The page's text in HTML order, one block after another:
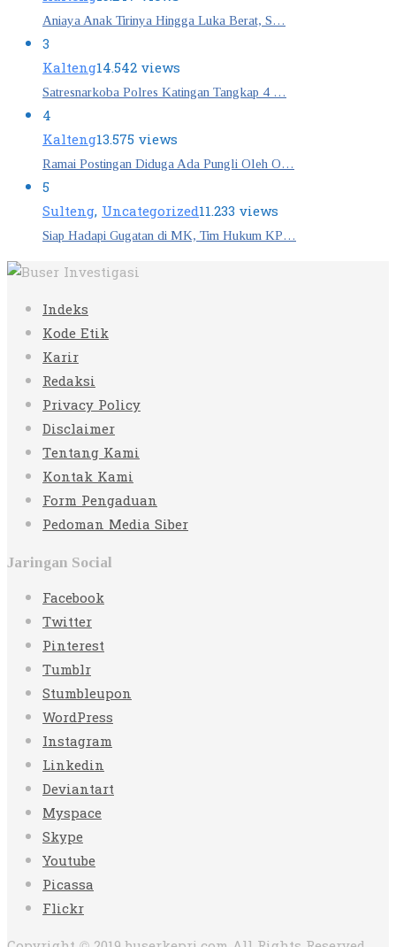
Aniaya Anak Tirinya Hingga Luka Berat, S…
3
Kalteng14.542 views
Satresnarkoba Polres Katingan Tangkap 4 …
4
Kalteng13.575 views
Ramai Postingan Diduga Ada Pungli Oleh O…
5
Sulteng,Uncategorized11.233 views
Siap Hadapi Gugatan di MK, Tim Hukum KP…
Indeks
Kode Etik
Karir
Redaksi
Privacy Policy
Disclaimer
Tentang Kami
Kontak Kami
Form Pengaduan
Pedoman Media Siber
Jaringan Social
Facebook
Twitter
Pinterest
Tumblr
Stumbleupon
WordPress
Instagram
Linkedin
Deviantart
Myspace
Skype
Youtube
Picassa
Flickr